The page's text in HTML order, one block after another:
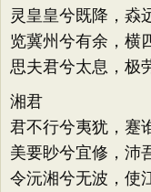
灵皇皇兮既降，猋
览冀州兮有余，横
思夫君兮太息，极
湘君
君不行兮夷犹，蹇
美要眇兮宜修，沛
令沅湘兮无波，使